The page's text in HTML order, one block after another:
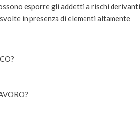
esporre gli addetti a rischi derivanti
in presenza di elementi altamente